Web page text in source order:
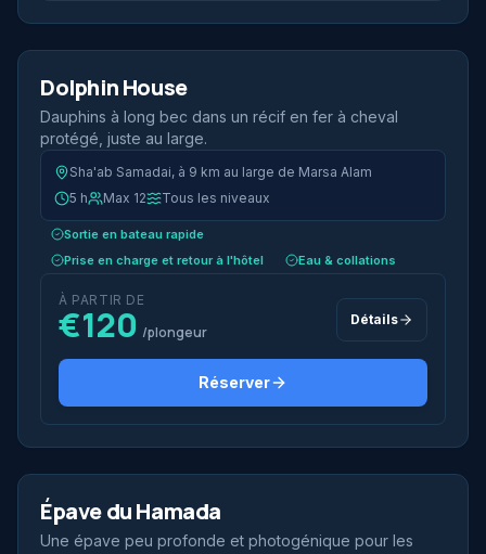
Iconique
2 plongées
Dolphin House
Dauphins à long bec dans un récif en fer à cheval
protégé, juste au large.
Sha'ab Samadai, à 9 km au large de Marsa Alam
5 h
Max 12 Tous les niveaux
Sortie en bateau rapide
Prise en charge et retour à l'hôtel
Eau & collations
À PARTIR DE
€120 /plongeur
Détails
Réserver
Wreck
2 plongées
Épave du Hamada
Une épave peu profonde et photogénique pour les